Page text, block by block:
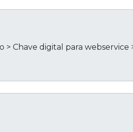
Chave digital para webservice